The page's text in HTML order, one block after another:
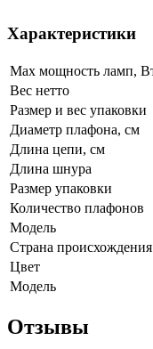
Характеристики
Max мощность ламп,
Вес нетто
Размер и вес упаковки
Диаметр плафона, см
Длина цепи, см
Длина шнура
Размер упаковки
Количество плафонов
Модель
Страна происхождения
Цвет
Модель
Отзывы